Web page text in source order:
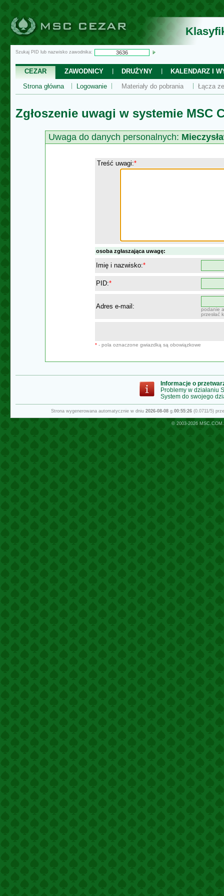
Szukaj PID lub nazwisko zawodnika:
CEZAR ZAWODNICY DRUŻYNY
KALENDARZ I
Strona główna
Logowanie Materiały do pobrania Łącza
Zgłoszenie uwagi w systemie MSC
Uwaga do danych personalnych:
Treść uwagi:*
osoba zgłaszająca uwagę:
Imię i nazwisko:*
PID:*
Adres e-mail:
podanie
przesłać
* - pola oznaczone gwiazdką są obowiązkowe
Informacje o
Problemy w działaniu
System do swojego
Strona wygenerowana automatycznie w dniu 2026-08-08 g.00:55:26 (0.0711/5)
© 2003-2026